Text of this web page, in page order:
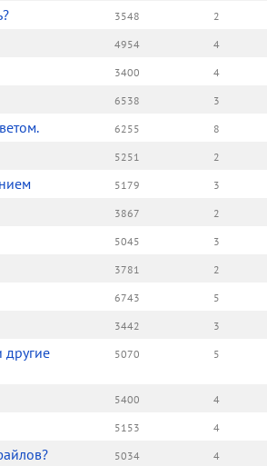
3548 2
4954 4
3400 4
6538 3
6255 8
5251 2
5179 3
3867 2
5045 3
3781 2
6743 5
3442 3
другие
5070 5
5400 4
5153 4
5034 4